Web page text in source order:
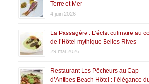
Terre et Mer
4 juin 2026
La Passagère : L’éclat culinaire au
de l’Hôtel mythique Belles Rives
29 mai 2026
Restaurant Les Pêcheurs au Cap
d’Antibes Beach Hôtel : l’élégance du